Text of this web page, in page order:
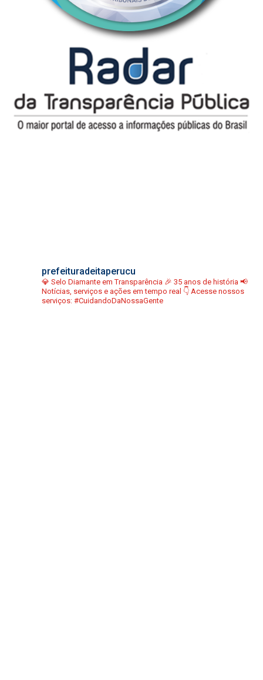
prefeituradeitaperucu
💎 Selo Diamante em Transparência 🎉 35 anos de história 📢
Notícias, serviços e ações em tempo real 👇 Acesse nossos
serviços: #CuidandoDaNossaGente